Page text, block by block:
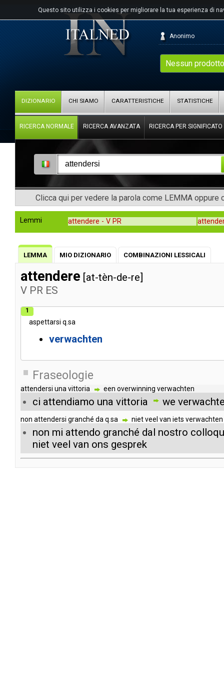
Questo sito utilizza i cookies per migliorare la tua esperienza di
Nessun
Anonimo
DIZIONARIO CHI SIAMO CARATTERISTICHE STATISTICHE
RICERCA NORMALE RICERCA AVANZATA RICERCA PER SIGNIFICATO
Clicca qui per vedere la parola come LEMMA oppure
Lemmi attendere - V PR
LEMMA MIO DIZIONARIO COMBINAZIONI LESSICALI
attendere [at-tèn-de-re]
V PR ES
1
aspettarsi q sa
verwachten
Fraseologie
attendersi una vittoria een overwinning verwachten
ci attendiamo una vittoria we
non attendersi granché da q sa nietveel van iets verwachten
non mi attendo granché dal nostro
niet veel van ons gesprek